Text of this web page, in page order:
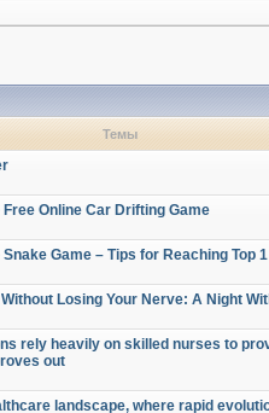
Темы
Online Car Drifting Game
Game – Tips for Reaching Top
Losing Your Nerve: A Night
rely heavily on skilled nurses to
out
landscape, where rapid